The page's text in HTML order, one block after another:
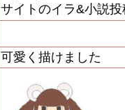
サイトのイラ&小説
可愛く描けました